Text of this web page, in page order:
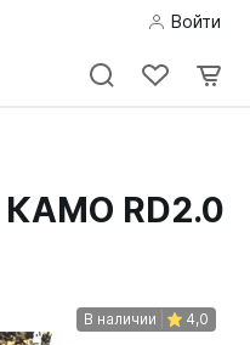
Войти
КАМО RD2.0
В наличии 4,0